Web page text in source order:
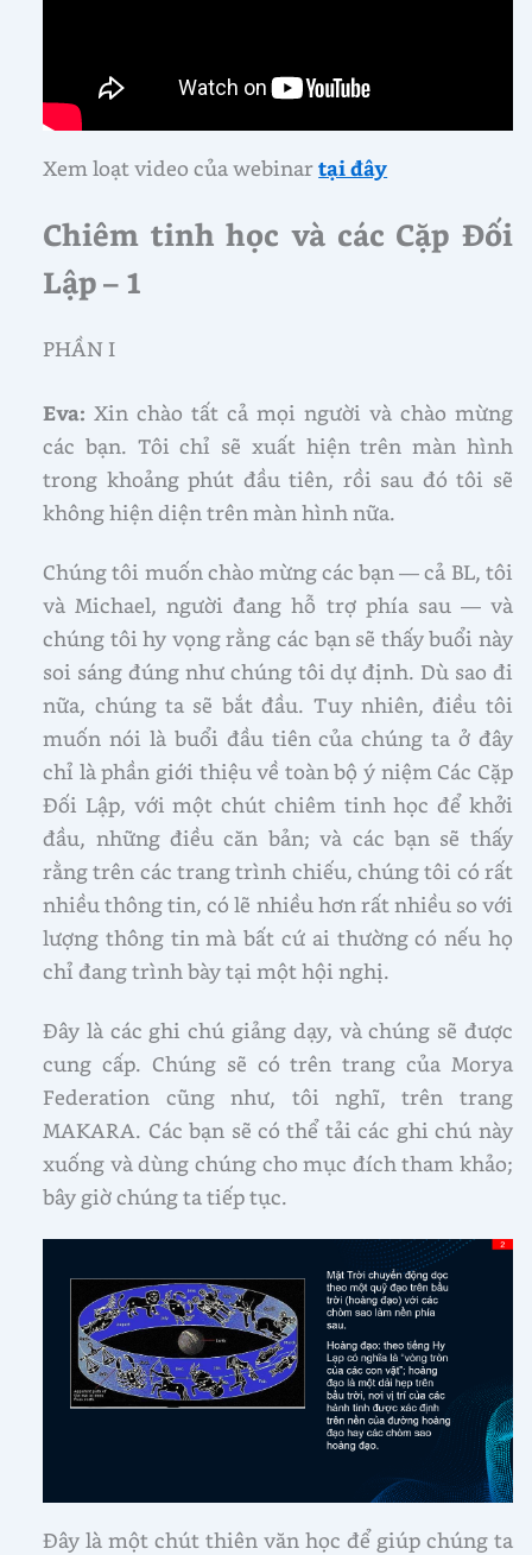
Xem loạt video của webinartại đây
Chiêm tinh học và các Cặp Đối
Lập – 1
PHẦN I
Eva:Xin chào tất cả mọi người và chào mừng
các bạn. Tôi chỉ sẽ xuất hiện trên màn hình
trong khoảng phút đầu tiên, rồi sau đó tôi sẽ
không hiện diện trên màn hình nữa.
Chúng tôi muốn chào mừng các bạn — cả BL, tôi
và Michael, người đang hỗ trợ phía sau — và
chúng tôi hy vọng rằng các bạn sẽ thấy buổi này
soi sáng đúng như chúng tôi dự định. Dù sao đi
nữa, chúng ta sẽ bắt đầu. Tuy nhiên, điều tôi
muốn nói là buổi đầu tiên của chúng ta ở đây
chỉ là phần giới thiệu về toàn bộ ý niệm Các Cặp
Đối Lập, với một chút chiêm tinh học để khởi
đầu, những điều căn bản; và các bạn sẽ thấy
rằng trên các trang trình chiếu, chúng tôi có rất
nhiều thông tin, có lẽ nhiều hơn rất nhiều so với
lượng thông tin mà bất cứ ai thường có nếu họ
chỉ đang trình bày tại một hội nghị.
Đây là các ghi chú giảng dạy, và chúng sẽ được
cung cấp. Chúng sẽ có trên trang của Morya
Federation cũng như, tôi nghĩ, trên trang
MAKARA. Các bạn sẽ có thể tải các ghi chú này
xuống và dùng chúng cho mục đích tham khảo;
bây giờ chúng ta tiếp tục.
Đây là một chút thiên văn học để giúp chúng ta